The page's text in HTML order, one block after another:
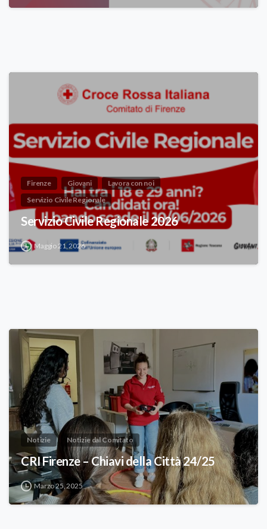
Firenze Giovani
Lavora con noi
Servizio Civile Regionale
Servizio Civile Regionale 2026
Maggio 21, 2026
Notizie Notizie dal Comitato
CRI Firenze – Chiavi della Città 24/25
Marzo 25, 2025